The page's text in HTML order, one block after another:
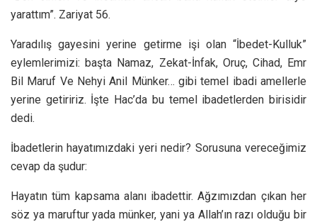
yarattım”. Zariyat 56.
Yaradılış gayesini yerine getirme işi olan “İbedet-Kulluk”
eylemlerimizi: başta Namaz, Zekat-İnfak, Oruç, Cihad, Emr
Bil Maruf Ve Nehyi Anil Münker… gibi temel ibadi amellerle
yerine getiririz. İşte Hac’da bu temel ibadetlerden birisidir
dedi.
İbadetlerin hayatımızdaki yeri nedir? Sorusuna vereceğimiz
cevap da şudur:
Hayatın tüm kapsama alanı ibadettir. Ağzımızdan çıkan her
söz ya maruftur yada münker, yani ya Allah’ın razı olduğu bir